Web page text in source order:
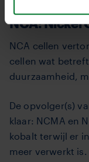
NCA: Nickel
NCA cellen
cellen wat
duurzaamheid,
De opvolger(s)
klaar: NCMA en
kobalt terwijl er
meer verwerkt